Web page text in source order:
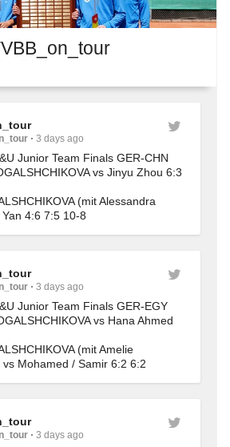
3 days ago
Junior Team Finals GER-CHN
vs Jinyu Zhou 6:3
(mit Alessandra
4:6 7:5 10-8
3 days ago
Junior Team Finals GER-EGY
vs Hana Ahmed
(mit Amelie
Mohamed / Samir 6:2 6:2
3 days ago